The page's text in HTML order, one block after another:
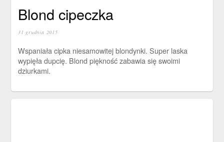
Blond cipeczka
31 grudnia 2015
Wspaniała cipka niesamowitej blondynki. Super laska
wypięła dupcię. Blond piękność zabawia się swoimi
dziurkami.